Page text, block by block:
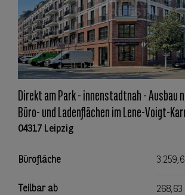
Direkt am Park - innenstadtnah - Ausbau
Büro- und Ladenflächen im Lene-Voigt-
04317 Leipzig
Bürofläche
Teilbar ab 268,63